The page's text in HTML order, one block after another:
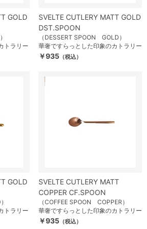
GOLD
トラリー
SVELTE CUTLERY MATT GOLD
DST.SPOON
（DESSERT SPOON GOLD）
華奢ですらっとした印象のカトラリー
￥935 （税込）
GOLD
トラリー
SVELTE CUTLERY MATT
COPPER CF.SPOON
（COFFEE SPOON COPPER）
華奢ですらっとした印象のカトラリー
￥935 （税込）